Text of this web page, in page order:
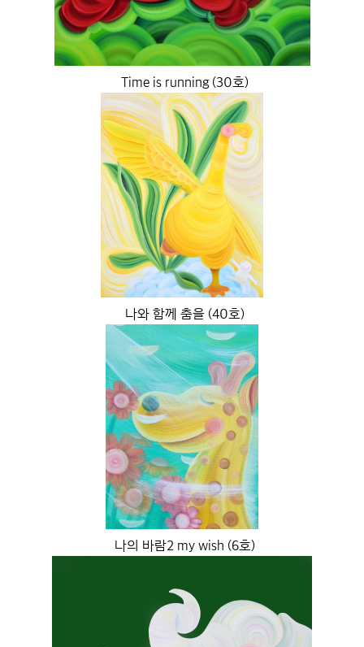
Time is running (30호)
나와 함께 춤을 (40호)
나의 바람2 my wish (6호)